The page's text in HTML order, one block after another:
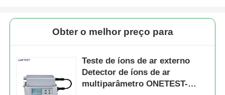
Obter o melhor preço para
Teste de íons de ar externo
Detector de íons de ar
multiparâmetro ONETEST-